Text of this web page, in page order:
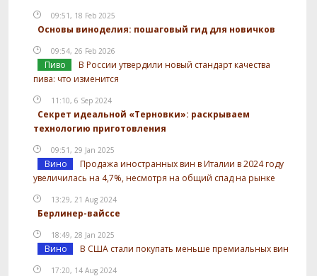
09:51, 18 Feb 2025
Основы виноделия: пошаговый гид для новичков
09:54, 26 Feb 2026
Пиво
В России утвердили новый стандарт качества
пива: что изменится
11:10, 6 Sep 2024
Секрет идеальной «Терновки»: раскрываем
технологию приготовления
09:51, 29 Jan 2025
Вино
Продажа иностранных вин в Италии в 2024 году
увеличилась на 4,7%, несмотря на общий спад на рынке
13:29, 21 Aug 2024
Берлинер-вайссе
18:49, 28 Jan 2025
Вино В США стали покупать меньше премиальных вин
17:20, 14 Aug 2024